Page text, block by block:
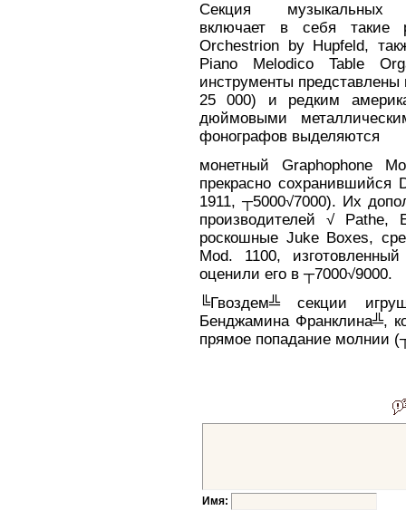
Секция музыкальных
включает в себя такие
Orchestrion by Hupfeld,
Piano Melodico Table
инструменты
25 000) и редким
дюймовыми
фонографов выделяются
монетный Graphophone
прекрасно сохранившийся
1911, ┬5000√7000). Их
производителей √ Pathe,
роскошные Juke Boxes,
Mod. 1100,
оценили его в ┬7000√9000.
╚Гвоздем╩ секции
Бенджамина Франклина╩,
прямое попадание молнии
Имя: